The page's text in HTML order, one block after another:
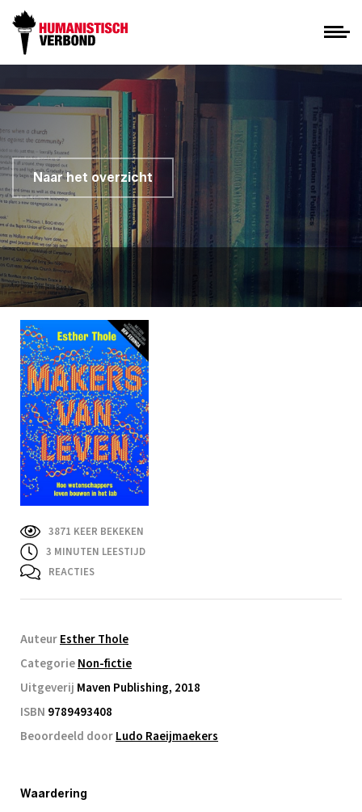
Naar het overzicht
3871 KEER BEKEKEN
3 MINUTEN LEESTIJD
REACTIES
AuteurEsther Thole
CategorieNon-fictie
Uitgeverij Maven Publishing, 2018
ISBN 9789493408
Beoordeeld doorLudo Raeijmaekers
Waardering